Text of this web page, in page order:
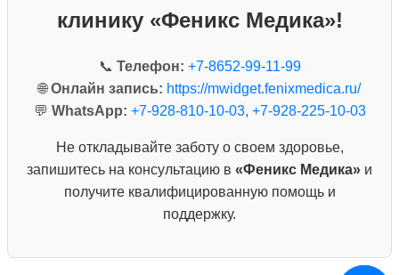
клинику «Феникс Медика»!
📞 Телефон: +7-8652-99-11-99
🌐Онлайн запись: https://mwidget.fenixmedica.ru/
💬 WhatsApp: +7-928-810-10-03, +7-928-225-10-03
Не откладывайте заботу о своем здоровье,
запишитесь на консультацию в «Феникс Медика» и
получите квалифицированную помощь и
поддержку.